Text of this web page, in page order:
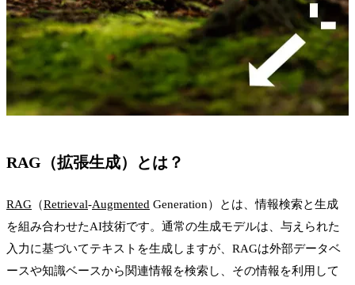
RAG（拡張生成）とは？
RAG （Retrieval-Augmented Generation）とは、情報検索と生成
を組み合わせたAI技術です。通常の生成モデルは、与えられた
入力に基づいてテキストを生成しますが、RAGは外部データベ
ースや知識ベースから関連情報を検索し、その情報を利用して